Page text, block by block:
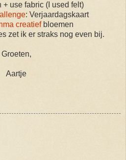
+ use fabric (I used felt)
: Verjaardagskaart
creatiefbloemen
zet ik er straks nog even bij.
Groeten,
Aartje